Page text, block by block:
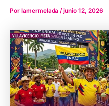
Por lamermelada /junio 12, 2026